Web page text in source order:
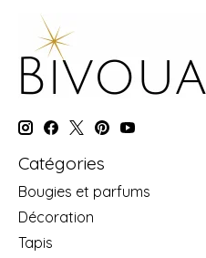
Catégories
Bougies et parfums
Décoration
Tapis